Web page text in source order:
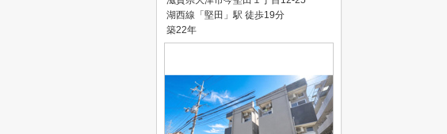
湖西線「堅田」駅 徒歩19分
築22年